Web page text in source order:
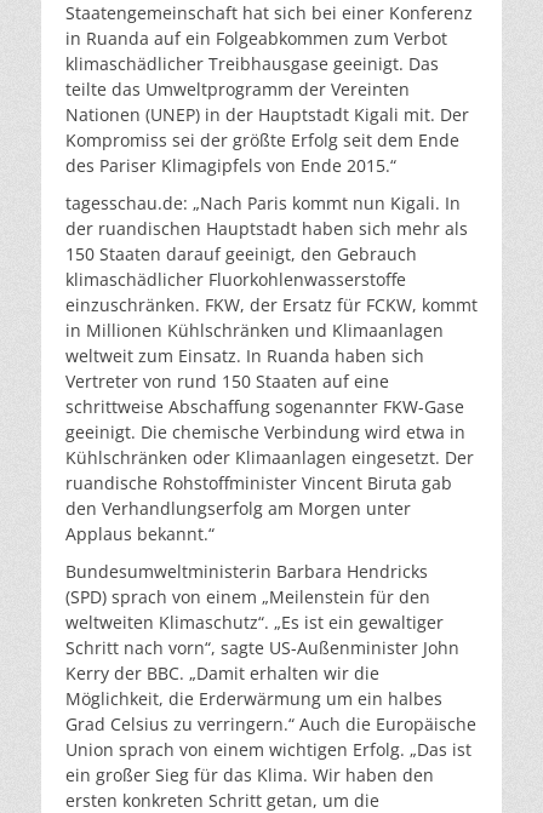
Staatengemeinschaft hat sich bei einer Konferenz
in Ruanda auf ein Folgeabkommen zum Verbot
klimaschädlicher Treibhausgase geeinigt. Das
teilte das Umweltprogramm der Vereinten
Nationen (UNEP) in der Hauptstadt Kigali mit. Der
Kompromiss sei der größte Erfolg seit dem Ende
des Pariser Klimagipfels von Ende 2015.“
tagesschau.de: „Nach Paris kommt nun Kigali. In
der ruandischen Hauptstadt haben sich mehr als
150 Staaten darauf geeinigt, den Gebrauch
klimaschädlicher Fluorkohlenwasserstoffe
einzuschränken. FKW, der Ersatz für FCKW, kommt
in Millionen Kühlschränken und Klimaanlagen
weltweit zum Einsatz. In Ruanda haben sich
Vertreter von rund 150 Staaten auf eine
schrittweise Abschaffung sogenannter FKW-Gase
geeinigt. Die chemische Verbindung wird etwa in
Kühlschränken oder Klimaanlagen eingesetzt. Der
ruandische Rohstoffminister Vincent Biruta gab
den Verhandlungserfolg am Morgen unter
Applaus bekannt.“
Bundesumweltministerin Barbara Hendricks
(SPD) sprach von einem „Meilenstein für den
weltweiten Klimaschutz“. „Es ist ein gewaltiger
Schritt nach vorn“, sagte US-Außenminister John
Kerry der BBC. „Damit erhalten wir die
Möglichkeit, die Erderwärmung um ein halbes
Grad Celsius zu verringern.“ Auch die Europäische
Union sprach von einem wichtigen Erfolg. „Das ist
ein großer Sieg für das Klima. Wir haben den
ersten konkreten Schritt getan, um die